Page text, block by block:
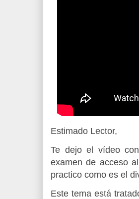
Estimado Lector,
Te dejo el vídeo
examen de acceso
practico como es el
Este tema está